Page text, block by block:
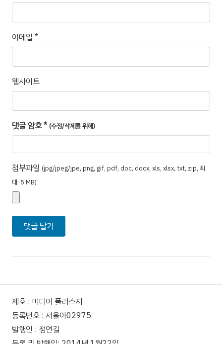
이메일 *
웹사이트
댓글 암호* (수정/삭제를 위해)
첨부파일 (jpg/jpeg/jpe, png, gif, pdf, doc, docx, xls, xlsx, txt, zip, 최
대: 5 MB)
제호 : 미디어 플러스지
등록번호 : 서울아02975
발행인 : 정연길